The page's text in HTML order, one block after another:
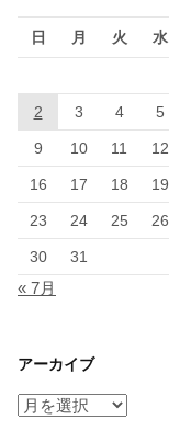
日 月 火 水
2 3 4 5
9 10 11 12
16 17 18 19
23 24 25 26
30 31
« 7月
アーカイブ
ア